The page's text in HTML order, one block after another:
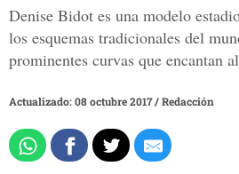
Denise Bidot es una modelo
los esquemas tradicionales del
prominentes curvas que encantan
Actualizado: 08 octubre 2017/Redacción